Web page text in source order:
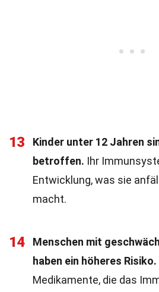
13
Kinder unter 12 Jahren
betroffen. Ihr
Entwicklung, was sie
macht.
14
Menschen mit
haben ein höheres Risiko.
Medikamente, die das